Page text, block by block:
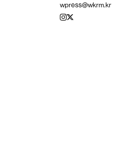
wpress@wkrm.kr